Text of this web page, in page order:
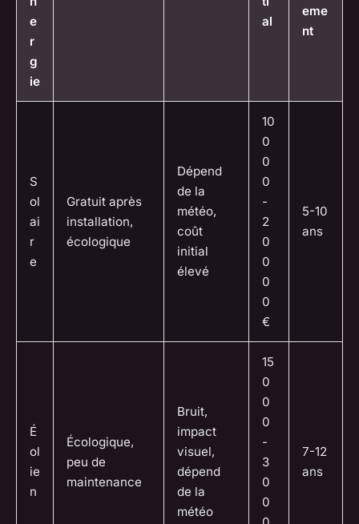
e
r
g
ie
al
eme
nt
S
ol
ai
r
e
Gratuit après
installation,
écologique
Dépend
de la
météo,
coût
initial
élevé
10
0
0
0
-
2
0
0
0
0
€
5-10
ans
É
ol
ie
n
Écologique,
peu de
maintenance
Bruit,
impact
visuel,
dépend
de la
météo
15
0
0
0
-
3
0
0
7-12
ans